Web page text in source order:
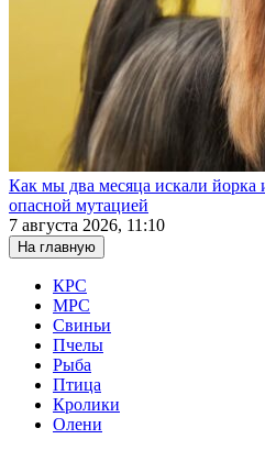
Как мы два месяца искали йорка
опасной мутацией
7 августа 2026, 11:10
На главную
КРС
МРС
Свиньи
Пчелы
Рыба
Птица
Кролики
Олени